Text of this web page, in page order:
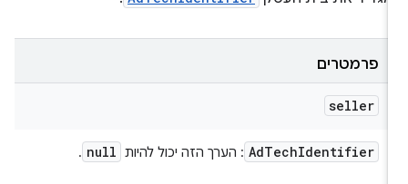
פרמטרים
seller
AdTechIdentifier : הערך הזה יכול להיות null
.